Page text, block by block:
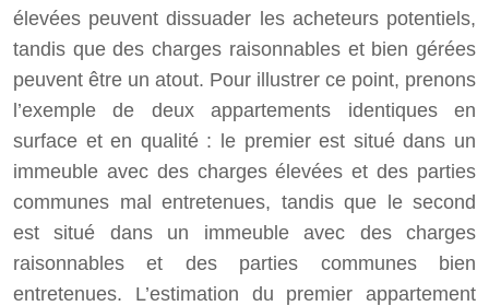
élevées peuvent dissuader les acheteurs potentiels,
tandis que des charges raisonnables et bien gérées
peuvent être un atout. Pour illustrer ce point, prenons
l’exemple de deux appartements identiques en
surface et en qualité : le premier est situé dans un
immeuble avec des charges élevées et des parties
communes mal entretenues, tandis que le second
est situé dans un immeuble avec des charges
raisonnables et des parties communes bien
entretenues. L’estimation du premier appartement